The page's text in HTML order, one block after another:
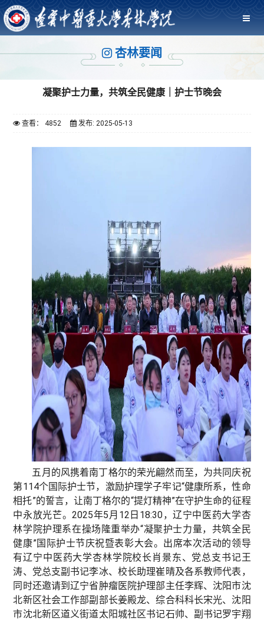
杏林要闻
凝聚护士力量，共筑全民健康｜护士节晚会
查看： 4852 发布: 2025-05-13
五月的风携着南丁格尔的荣光翩然而至，为共同庆祝
第114个国际护士节，激励护理学子牢记“健康所系，性命
相托”的誓言，让南丁格尔的“提灯精神”在守护生命的征程
中永放光芒。2025年5月12日18:30，辽宁中医药大学杏
林学院护理系在操场隆重举办“凝聚护士力量，共筑全民
健康”国际护士节庆祝暨表彰大会。出席本次活动的领导
有辽宁中医药大学杏林学院校长肖景东、党总支书记王
涛、党总支副书记李冰、校长助理崔晴及各系教师代表，
同时还邀请到辽宁省肿瘤医院护理部主任李辉、沈阳市沈
北新区社会工作部副部长姜殿龙、综合科科长宋光、沈阳
市沈北新区道义街道太阳城社区书记石帅、副书记罗宇翔